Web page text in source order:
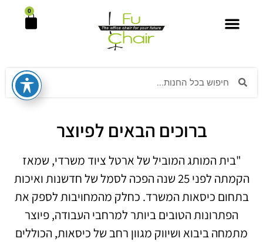
0
ברוכים הבאים לפיוצר
"בית המותג המוביל של ארטל ציוד משרדי, שמאז
הקמתה לפני 25 שנה הפכה לסמל של חדשנות ואיכות
בתחום כיסאות המשרד. כחלק מהמחויבות לספק את
הפתרונות הטובים ביותר למרחבי העבודה, פיוצר
מתמחה ביבוא ושיווק מגוון רחב של כיסאות, הכוללים